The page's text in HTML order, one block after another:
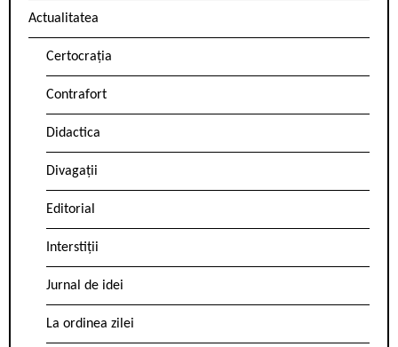
Actualitatea
Certocrația
Contrafort
Didactica
Divagații
Editorial
Interstiții
Jurnal de idei
La ordinea zilei